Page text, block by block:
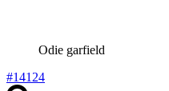
Odie garfield
#14124